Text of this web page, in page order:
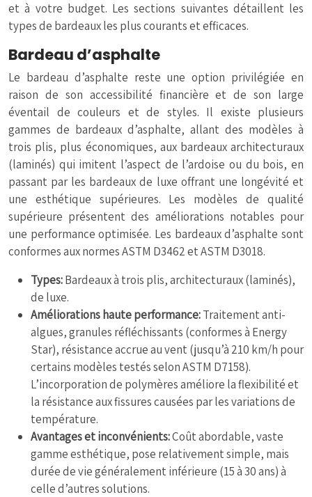
et à votre budget. Les sections suivantes détaillent les
types de bardeaux les plus courants et efficaces.
Bardeau d’asphalte
Le bardeau d’asphalte reste une option privilégiée en
raison de son accessibilité financière et de son large
éventail de couleurs et de styles. Il existe plusieurs
gammes de bardeaux d’asphalte, allant des modèles à
trois plis, plus économiques, aux bardeaux architecturaux
(laminés) qui imitent l’aspect de l’ardoise ou du bois, en
passant par les bardeaux de luxe offrant une longévité et
une esthétique supérieures. Les modèles de qualité
supérieure présentent des améliorations notables pour
une performance optimisée. Les bardeaux d’asphalte sont
conformes aux normes ASTM D3462 et ASTM D3018.
Types:Bardeaux à trois plis, architecturaux (laminés),
de luxe.
Améliorations haute performance:Traitement anti-
algues, granules réfléchissants (conformes à Energy
Star), résistance accrue au vent (jusqu’à 210 km/h pour
certains modèles testés selon ASTM D7158).
L’incorporation de polymères améliore la flexibilité et
la résistance aux fissures causées par les variations de
température.
Avantages et inconvénients:Coût abordable, vaste
gamme esthétique, pose relativement simple, mais
durée de vie généralement inférieure (15 à 30 ans) à
celle d’autres solutions.